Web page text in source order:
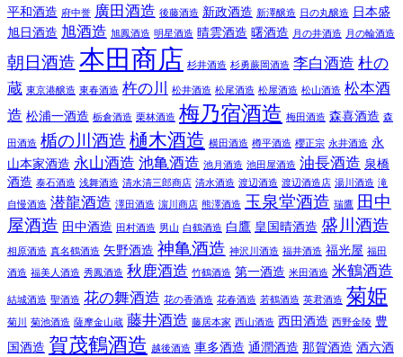
平和酒造 府中誉 廣田酒造 後藤酒造 新政酒造 新澤醸造 日の丸醸造
日本盛
旭日酒造 旭酒造 旭鳳酒造 明星酒造 晴雲酒造 曙酒造 月の井酒造 月の輪酒造
朝日酒造 本田商店 杉井酒造 杉勇蕨岡酒造 李白酒造 杜の
蔵 東京港醸造 東春酒造 杵の川 松井酒造 松尾酒造 松屋酒造 松山酒造 松本酒
造 松浦一酒造 栃倉酒造 栗林酒造 梅乃宿酒造 梅田酒造 森喜酒造 森
田酒造 楯の川酒造 樋木酒造 横田酒造 樽平酒造 櫻正宗 永井酒造 永
山本家酒造 永山酒造 池亀酒造 池月酒造 池田屋酒造 油長酒造 泉橋
酒造 泰石酒造 浅舞酒造 清水清三郎商店 清水酒造 渡辺酒造 渡辺酒造店 湯川酒造 滝
自慢酒造 潜龍酒造 澤田酒造 濵川商店 熊澤酒造 玉泉堂酒造 瑞鷹
田中
屋酒造 田中酒造 田村酒造 男山 白鶴酒造 白鷹 皇国晴酒造 盛川酒造
相原酒造 真名鶴酒造 矢野酒造 神亀酒造 神沢川酒造 福井酒造 福光屋 福田
酒造 福美人酒造 秀鳳酒造 秋鹿酒造 竹鶴酒造 第一酒造 米田酒造 米鶴酒造
結城酒造 聖酒造 花の舞酒造 花の香酒造 花春酒造 若鶴酒造 英君酒造 菊姫
菊川 菊池酒造 薩摩金山蔵 藤井酒造 藤居本家 西山酒造 西田酒造 西野金陵 豊
国酒造 賀茂鶴酒造 越後酒造 車多酒造 通潤酒造 那賀酒造 酒六酒